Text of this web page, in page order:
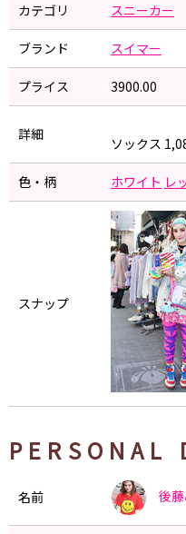
カテゴリ スニーカー
ブランド スイマー
プライス 3900.00
詳細
ソックス
色・柄 ホワイト レ
スナップ
PERSONAL
名前 後